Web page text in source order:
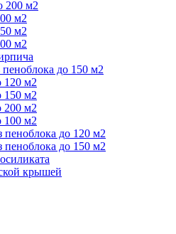
200 м2
м2
м2
м2
до 150 м2
120 м2
150 м2
200 м2
100 м2
до 120 м2
до 150 м2
крышей